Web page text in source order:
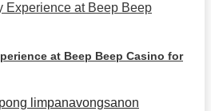
at Beep Beep Casino for
limpanavongsanon